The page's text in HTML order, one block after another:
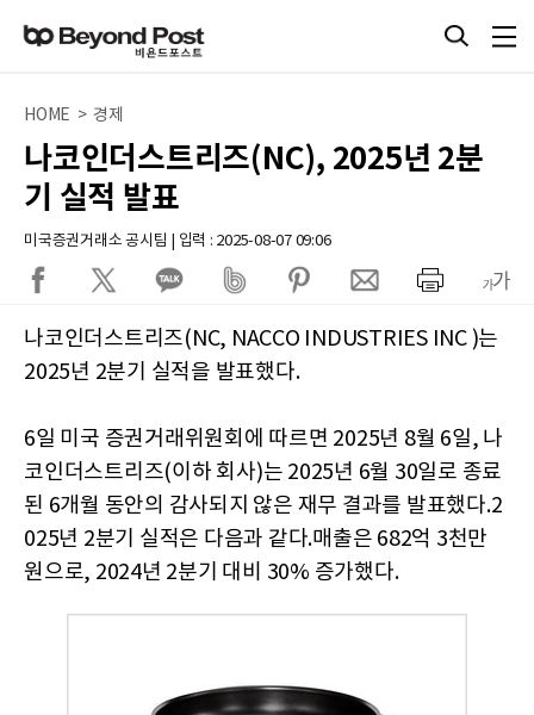
HOME > 경제
나코인더스트리즈(NC), 2025년 2분
기 실적 발표
미국증권거래소 공시팀 | 입력 : 2025-08-07 09:06
나코인더스트리즈(NC, NACCO INDUSTRIES INC )는
2025년 2분기 실적을 발표했다.
6일 미국 증권거래위원회에 따르면 2025년 8월 6일, 나
코인더스트리즈(이하 회사)는 2025년 6월 30일로 종료
된 6개월 동안의 감사되지 않은 재무 결과를 발표했다.2
025년 2분기 실적은 다음과 같다.매출은 682억 3천만
원으로, 2024년 2분기 대비 30% 증가했다.